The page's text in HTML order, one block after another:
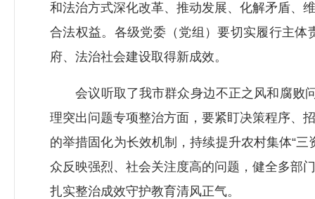
和法治方式深化改革、推动发展、化解矛盾、
合法权益。各级党委（党组）要切实履行主
府、法治社会建设取得新成效。
会议听取了我市群众身边不正之风和腐败问
理突出问题专项整治方面，要紧盯决策程序、
的举措固化为长效机制，持续提升农村集体“
众反映强烈、社会关注度高的问题，健全多部
扎实整治成效守护教育清风正气。